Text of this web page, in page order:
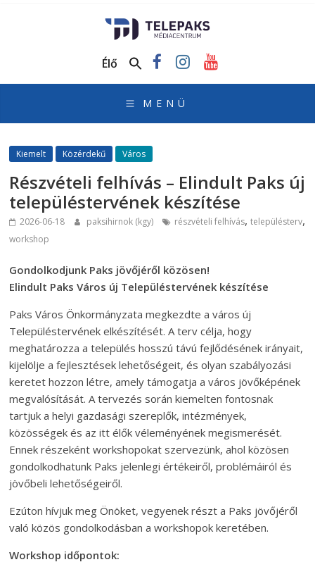
Médiacentrum
honlapja
Élő
Kiemelt Közérdekű Város
Részvételi felhívás – Elindult Paks új
településtervének készítése
2026-06-18 paksihirnok (kgy) részvételi felhívás,településterv,
workshop
Gondolkodjunk Paks jövőjéről közösen!
Elindult Paks Város új Településtervének készítése
Paks Város Önkormányzata megkezdte a város új
Településtervének elkészítését. A terv célja, hogy
meghatározza a település hosszú távú fejlődésének irányait,
kijelölje a fejlesztések lehetőségeit, és olyan szabályozási
keretet hozzon létre, amely támogatja a város jövőképének
megvalósítását. A tervezés során kiemelten fontosnak
tartjuk a helyi gazdasági szereplők, intézmények,
közösségek és az itt élők véleményének megismerését.
Ennek részeként workshopokat szervezünk, ahol közösen
gondolkodhatunk Paks jelenlegi értékeiről, problémáiról és
jövőbeli lehetőségeiről.
Ezúton hívjuk meg Önöket, vegyenek részt a Paks jövőjéről
való közös gondolkodásban a workshopok keretében.
Workshop időpontok: